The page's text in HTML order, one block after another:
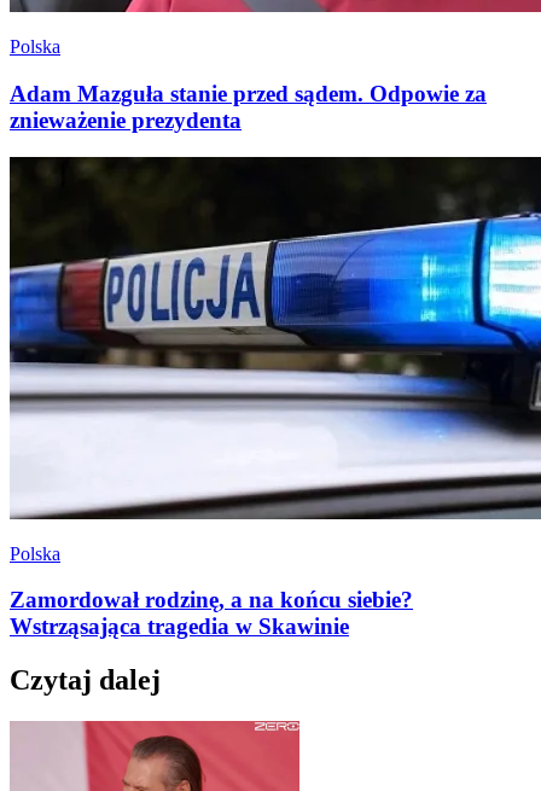
Polska
Adam Mazguła stanie przed sądem. Odpowie za
znieważenie prezydenta
Polska
Zamordował rodzinę, a na końcu siebie?
Wstrząsająca tragedia w Skawinie
Czytaj dalej